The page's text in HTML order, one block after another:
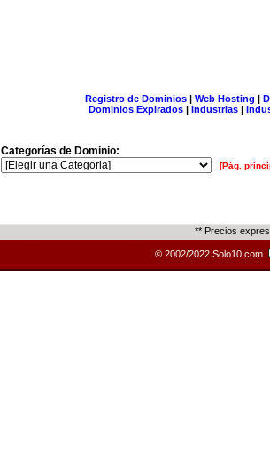
Registro de Dominios| Web Hosting |
Dominios Expirados | Industrias |
Categorías de Dominio:
[Pág.
** Precios
© 2002/2022 Solo10.com